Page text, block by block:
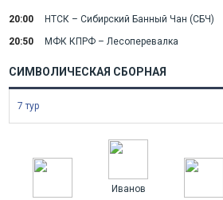
20:00 НТСК – Сибирский Банный Чан (СБЧ)
20:50
МФК КПРФ – Лесоперевалка
СИМВОЛИЧЕСКАЯ СБОРНАЯ
7 тур
Иванов